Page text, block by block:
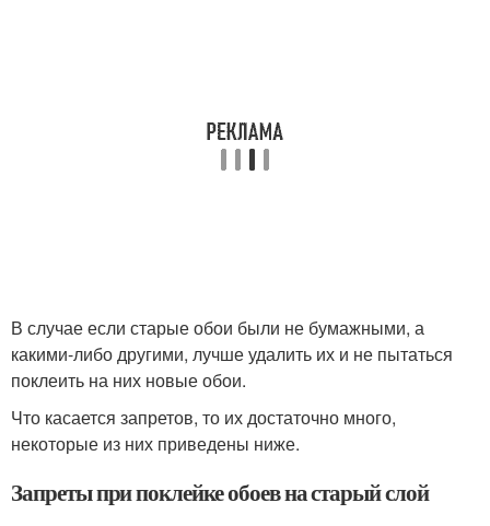
В случае если старые обои были не бумажными, а
какими-либо другими, лучше удалить их и не пытаться
поклеить на них новые обои.
Что касается запретов, то их достаточно много,
некоторые из них приведены ниже.
Запреты при поклейке обоев на старый слой